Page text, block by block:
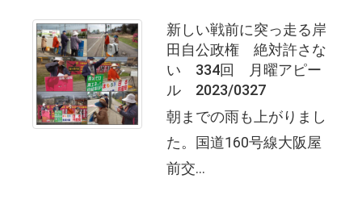
新しい戦前に突っ走る岸
田自公政権 絶対許さな
い 334回 月曜アピー
ル 2023/0327
朝までの雨も上がりまし
た。国道160号線大阪屋
前交...